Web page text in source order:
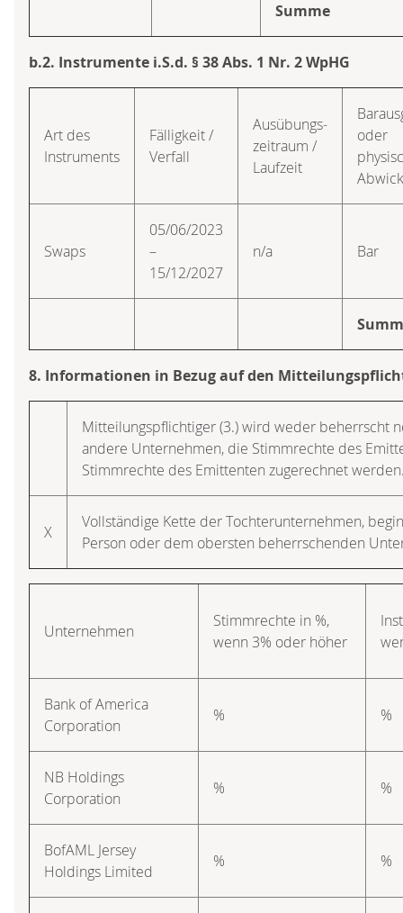
Summe
b.2. Instrumente i.S.d. § 38 Abs. 1 Nr. 2 WpHG
Art des
Instruments
Fälligkeit /
Verfall
Ausübungs­
zeitraum /
Laufzeit
oder
Swaps
05/06/2023
–
15/12/2027
n/a Bar
8. Informationen in Bezug auf den
Mitteilungspflichtiger (3.) wird weder beherrscht
andere Unternehmen, die Stimmrechte des
Stimmrechte des Emittenten zugerechnet
X
Vollständige Kette der Tochterunternehmen,
Person oder dem obersten beherrschenden
Unternehmen
Stimmrechte in %,
wenn 3% oder höher
Bank of America
Corporation
% %
NB Holdings
Corporation
% %
BofAML Jersey
Holdings Limited
% %